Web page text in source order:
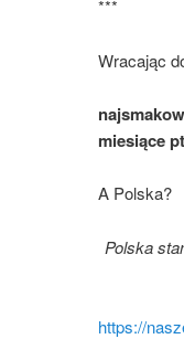
***
Wracając
miesiące pt
A Polska?
Polska
https://